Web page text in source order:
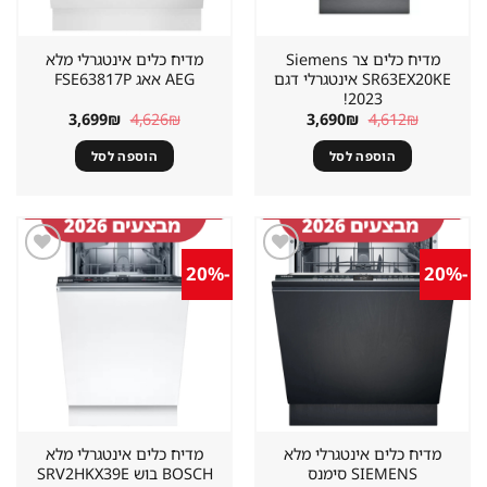
מדיח כלים צר Siemens
SR63EX20KE אינטגרלי דגם
2023!
4,612₪ המחיר
המקורי
היה:
4,612₪.
3,690₪ המחיר
הוספה לסל
מדיח כלים אינטגרלי מלא
AEG אאג FSE63817P
4,626₪ המחיר
המקורי
היה:
4,626₪.
3,699₪ המחיר
הוספה לסל
-20%
שמור
מוצר
במועדפים
מדיח כלים אינטגרלי מלא
SIEMENS סימנס
-20%
מדיח כלים אינטגרלי מלא
BOSCH בוש SRV2HKX39E